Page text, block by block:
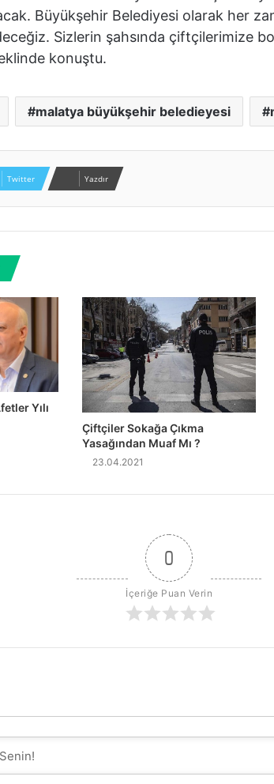
Büyükşehir Belediyesi olarak her
Sizlerin şahsında çiftçilerimize
konuştu.
malatya büyükşehir beledieyesi
Twitter Yazdır
Yılı
Çiftçiler Sokağa Çıkma
Yasağından Muaf Mı ?
23.04.2021
0
İçeriğe Puan Verin